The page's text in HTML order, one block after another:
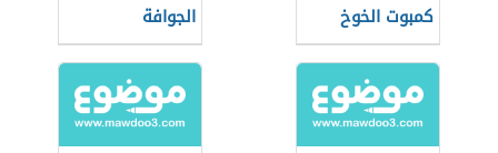
كمبوت الخوخ
الجوافة